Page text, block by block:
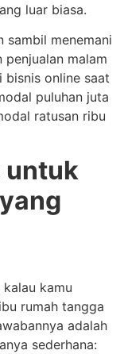
luar biasa.
sambil menemani
malam
bisnis online saat
puluhan juta
ratusan ribu
untuk
kamu
rumah tangga
adalah
sederhana: